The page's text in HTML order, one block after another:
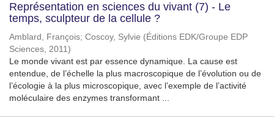
Représentation en sciences du vivant (7) - Le
temps, sculpteur de la cellule ?
Amblard, François; Coscoy, Sylvie (Éditions EDK/Groupe EDP
Sciences, 2011)
Le monde vivant est par essence dynamique. La cause est
entendue, de l’échelle la plus macroscopique de l’évolution ou de
l’écologie à la plus microscopique, avec l’exemple de l’activité
moléculaire des enzymes transformant ...